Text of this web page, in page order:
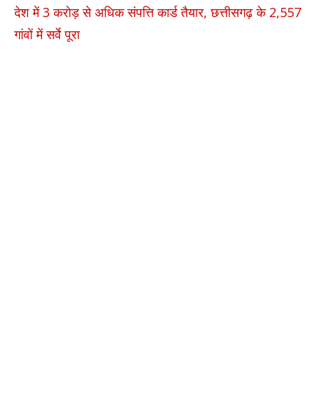
देश में 3 करोड़ से अधिक संपत्ति कार्ड तैयार, छत्तीसगढ़ के 2,557
गांवों में सर्वे पूरा